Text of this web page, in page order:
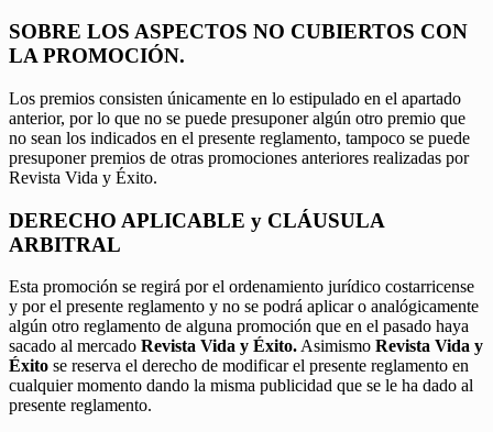
SOBRE LOS ASPECTOS NO CUBIERTOS CON
LA PROMOCIÓN.
Los premios consisten únicamente en lo estipulado en el apartado
anterior, por lo que no se puede presuponer algún otro premio que
no sean los indicados en el presente reglamento, tampoco se puede
presuponer premios de otras promociones anteriores realizadas por
Revista Vida y Éxito.
DERECHO APLICABLE y CLÁUSULA
ARBITRAL
Esta promoción se regirá por el ordenamiento jurídico costarricense
y por el presente reglamento y no se podrá aplicar o analógicamente
algún otro reglamento de alguna promoción que en el pasado haya
sacado al mercado Revista Vida y Éxito.Asimismo Revista Vida y
Éxito se reserva el derecho de modificar el presente reglamento en
cualquier momento dando la misma publicidad que se le ha dado al
presente reglamento.